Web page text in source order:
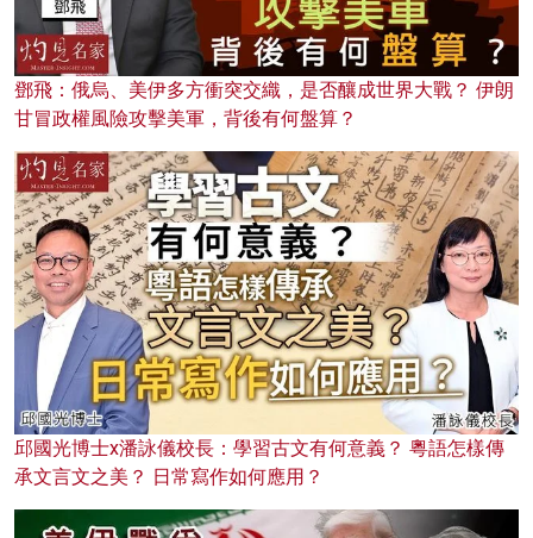
鄧飛：俄烏、美伊多方衝突交織，是否釀成世界大戰？ 伊朗
甘冒政權風險攻擊美軍，背後有何盤算？
邱國光博士x潘詠儀校長：學習古文有何意義？ 粵語怎樣傳
承文言文之美？ 日常寫作如何應用？